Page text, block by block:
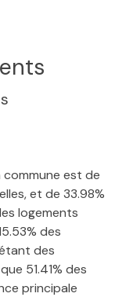
est de
et de 33.98%
logements
des
des
51.41% des
principale